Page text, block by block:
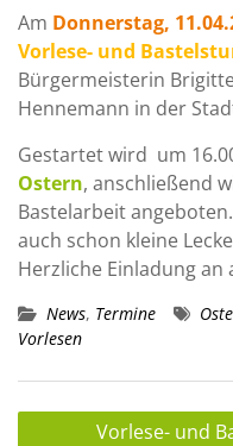
Am Donnerstag,
Vorlese- und
Bürgermeisterin
Hennemann in der
Gestartet wird um
Ostern, anschließend
Bastelarbeit
auch schon kleine
Herzliche Einladung an
News, Termine
Vorlesen
Beitragsnavigation
Vorlese- und